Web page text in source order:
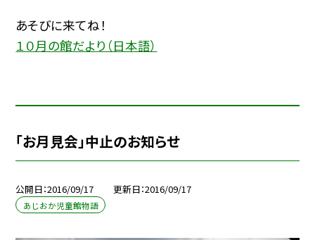
あそびに来てね！
１０月の館だより（日本語）
「お月見会」中止のお知らせ
公開日 2016/09/17 更新日 2016/09/17
あじおか児童館物語